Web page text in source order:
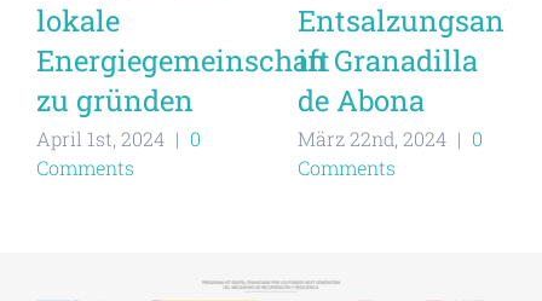
lokale
Energiegemeinschaft
zu gründen
April 1st, 2024 | 0
Comments
in Granadilla
de Abona
März 22nd, 2024 | 0
Comments